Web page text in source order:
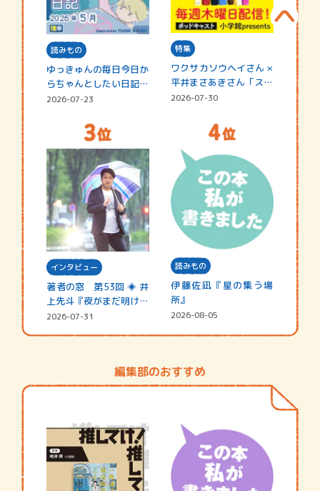
読みもの
ゆっきゅんの毎日今日か
らちゃんとしたい日記
☆202…
2026-07-23
特集
ワクサカソウヘイさん ×
平井まさあきさん「スペ
シャ…
2026-07-30
インタビュー
著者の窓 第53回 ◈ 井
上先斗『夜がまだ明けな
い』
2026-07-31
読みもの
伊藤佐凪『星の集う場
所』
2026-08-05
編集部のおすすめ